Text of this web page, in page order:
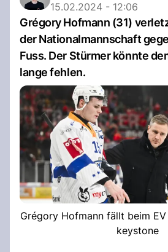
15.02.2024 - 12:06
Grégory Hofmann (31)
der Nationalmannschaft
Fuss. Der Stürmer könnte
lange fehlen.
Grégory Hofmann fällt beim
keystone